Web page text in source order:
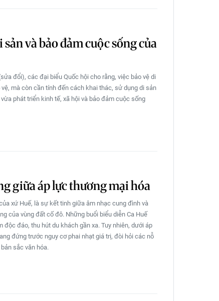
và bảo đảm cuộc sống của
đổi), các đại biểu Quốc hội cho rằng, việc bảo vệ di
mà còn cần tính đến cách khai thác, sử dụng di sản
phát triển kinh tế, xã hội và bảo đảm cuộc sống
giữa áp lực thương mại hóa
xứ Huế, là sự kết tinh giữa âm nhạc cung đình và
của vùng đất cố đô. Những buổi biểu diễn Ca Huế
đáo, thu hút du khách gần xa. Tuy nhiên, dưới áp
đứng trước nguy cơ phai nhạt giá trị, đòi hỏi các nỗ
sắc văn hóa.